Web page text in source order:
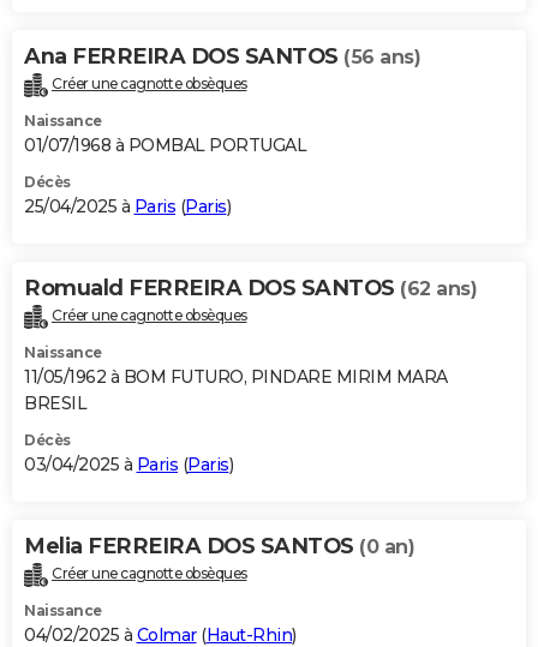
Ana FERREIRA DOS SANTOS (56 ans)
Créer une cagnotte obsèques
Naissance
01/07/1968 à POMBAL PORTUGAL
Décès
25/04/2025 à Paris (Paris)
Romuald FERREIRA DOS SANTOS (62 ans)
Créer une cagnotte obsèques
Naissance
11/05/1962 à BOM FUTURO, PINDARE MIRIM MARA
BRESIL
Décès
03/04/2025 à Paris (Paris)
Melia FERREIRA DOS SANTOS (0 an)
Créer une cagnotte obsèques
Naissance
04/02/2025 à Colmar(Haut-Rhin)